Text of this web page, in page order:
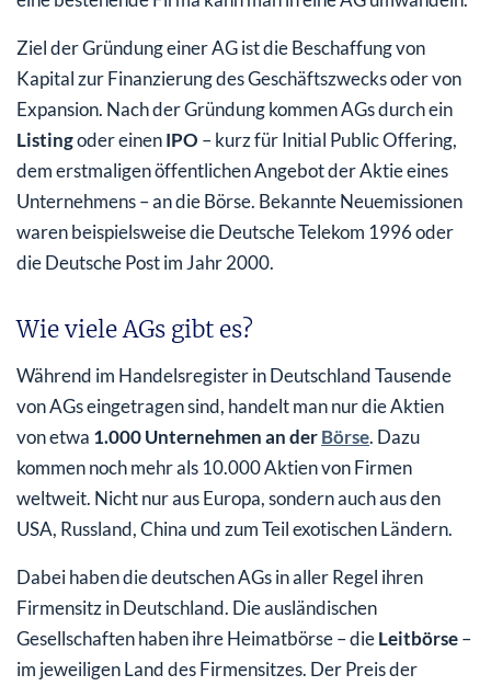
Ziel der Gründung einer AG ist die Beschaffung von
Kapital zur Finanzierung des Geschäftszwecks oder von
Expansion. Nach der Gründung kommen AGs durch ein
Listingoder einenIPO – kurz für Initial Public Offering,
dem erstmaligen öffentlichen Angebot der Aktie eines
Unternehmens – an die Börse. Bekannte Neuemissionen
waren beispielsweise die Deutsche Telekom 1996 oder
die Deutsche Post im Jahr 2000.
Wie viele AGs gibt es?
Während im Handelsregister in Deutschland Tausende
von AGs eingetragen sind, handelt man nur die Aktien
von etwa 1.000 Unternehmen an derBörse. Dazu
kommen noch mehr als 10.000 Aktien von Firmen
weltweit. Nicht nur aus Europa, sondern auch aus den
USA, Russland, China und zum Teil exotischen Ländern.
Dabei haben die deutschen AGs in aller Regel ihren
Firmensitz in Deutschland. Die ausländischen
Gesellschaften haben ihre Heimatbörse – dieLeitbörse–
im jeweiligen Land des Firmensitzes. Der Preis der